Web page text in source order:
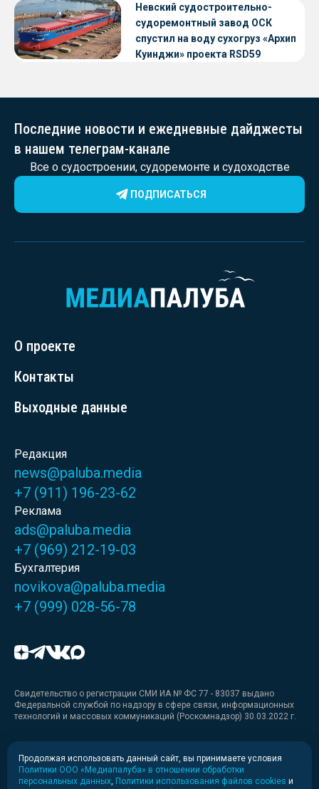
Невский судостроительно-
судоремонтный завод ОСК
спустил на воду сухогруз «Архип
Куинджи» проекта RSD59
Последние новости и ежедневные дайджесты
в нашем телеграм-канале
Все о судостроении, судоремонте и судоходстве
ПОДПИСАТЬСЯ
О проекте
Контакты
Выходные данные
Редакция
news@paluba.media
+7 (911) 196-23-62
Реклама
ads@paluba.media
+7 (969) 212-19-03
Бухгалтерия
novikova@paluba.media
+7 (999) 028-56-78
Свидетельство о регистрации СМИ ИА № ФС 77 - 83037 выдано
Федеральной службой по надзору в сфере связи, информационных
технологий и массовых коммуникаций (Роскомнадзор) 30.03.2022 г.
Медиакит
Медиакит для печати
Продолжая использовать данный сайт, вы принимаете условия
Политики ООО «Медиапалуба» в отношении обработки
персональных данных Политики использования файлов cookies и